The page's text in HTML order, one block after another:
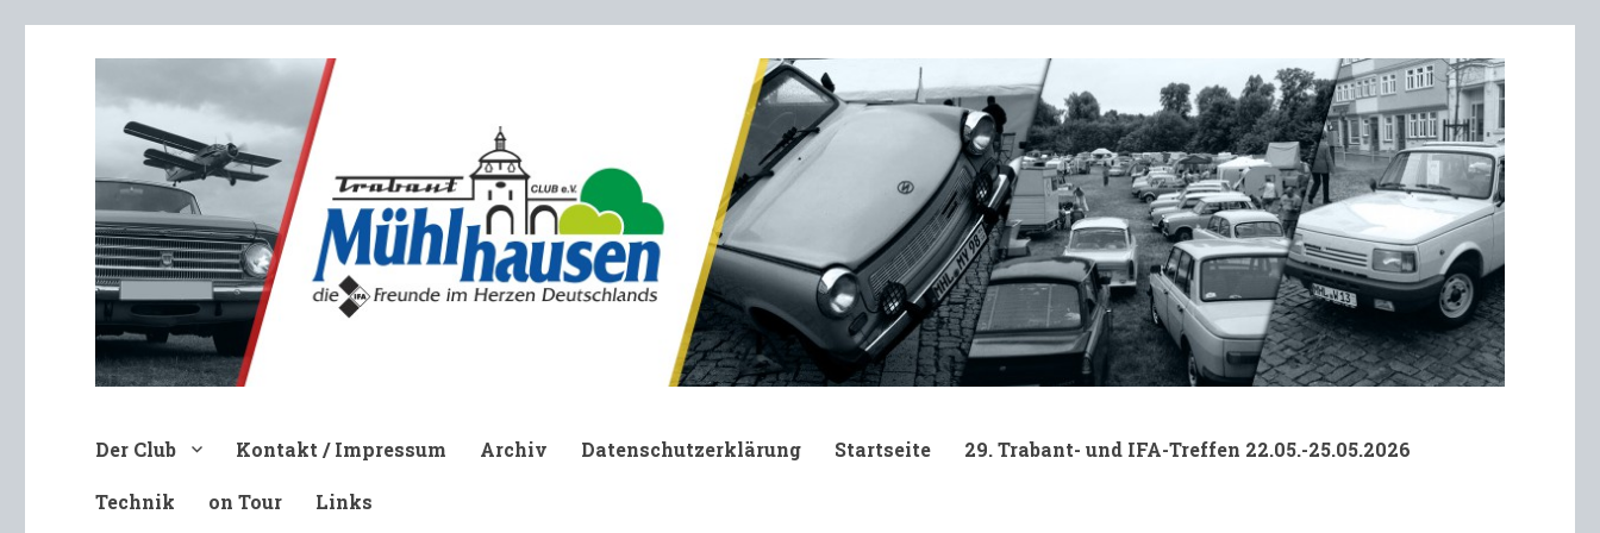
Trabant-Club Mühlhausen e.V.
Der Club Kontakt / Impressum Archiv Datenschutzerklärung Startseite 29. Trabant- und IFA-Treffen 22.05.-25.05.2026
Technik on Tour Links